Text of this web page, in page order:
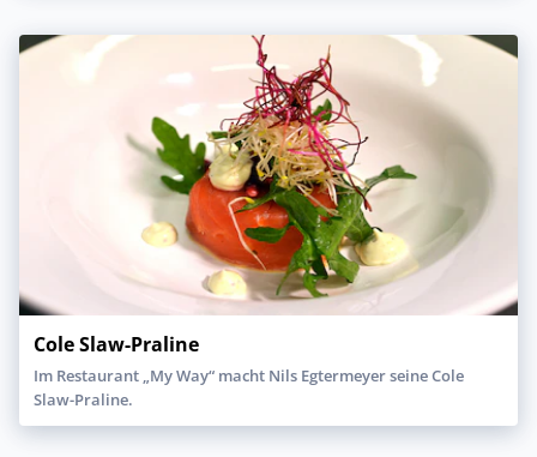
Cole Slaw-Praline
Im Restaurant „My Way“ macht Nils Egtermeyer seine Cole
Slaw-Praline.